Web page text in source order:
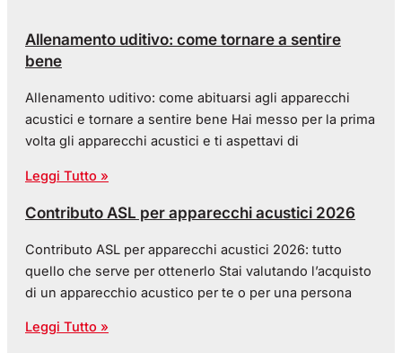
Allenamento uditivo: come tornare a sentire
bene
Allenamento uditivo: come abituarsi agli apparecchi
acustici e tornare a sentire bene Hai messo per la prima
volta gli apparecchi acustici e ti aspettavi di
Leggi Tutto »
Contributo ASL per apparecchi acustici 2026
Contributo ASL per apparecchi acustici 2026: tutto
quello che serve per ottenerlo Stai valutando l’acquisto
di un apparecchio acustico per te o per una persona
Leggi Tutto »